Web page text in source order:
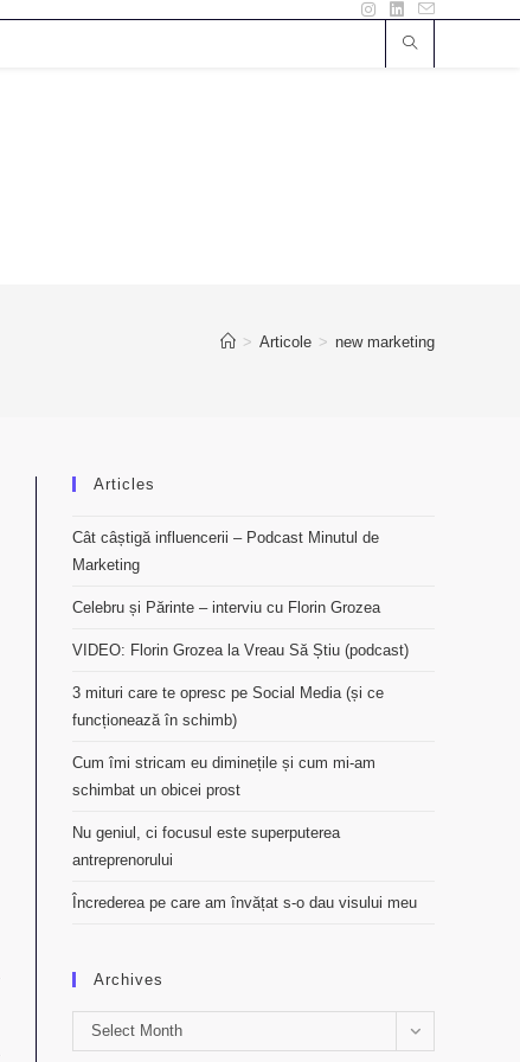
> Articole > new marketing
Articles
Cât câștigă influencerii – Podcast Minutul de
Marketing
Celebru și Părinte – interviu cu Florin Grozea
VIDEO: Florin Grozea la Vreau Să Știu (podcast)
3 mituri care te opresc pe Social Media (și ce
funcționează în schimb)
Cum îmi stricam eu diminețile și cum mi-am
schimbat un obicei prost
Nu geniul, ci focusul este superputerea
antreprenorului
Încrederea pe care am învățat s-o dau visului meu
Archives
Archives
Select Month